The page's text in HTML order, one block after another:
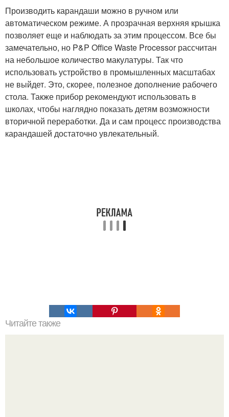
Производить карандаши можно в ручном или
автоматическом режиме. А прозрачная верхняя крышка
позволяет еще и наблюдать за этим процессом. Все бы
замечательно, но P&P Office Waste Processor рассчитан
на небольшое количество макулатуры. Так что
использовать устройство в промышленных масштабах
не выйдет. Это, скорее, полезное дополнение рабочего
стола. Также прибор рекомендуют использовать в
школах, чтобы наглядно показать детям возможности
вторичной переработки. Да и сам процесс производства
карандашей достаточно увлекательный.
Читайте также